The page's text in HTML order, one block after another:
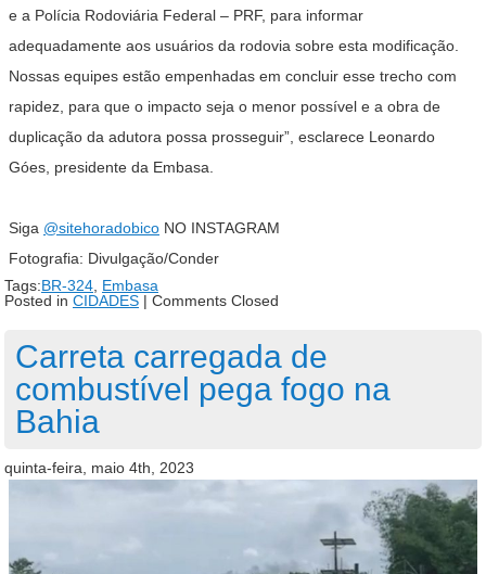
e a Polícia Rodoviária Federal – PRF, para informar
adequadamente aos usuários da rodovia sobre esta modificação.
Nossas equipes estão empenhadas em concluir esse trecho com
rapidez, para que o impacto seja o menor possível e a obra de
duplicação da adutora possa prosseguir”, esclarece Leonardo
Góes, presidente da Embasa.
Siga @sitehoradobico NO INSTAGRAM
Fotografia: Divulgação/Conder
Tags:BR-324 Embasa
Posted in CIDADES | Comments Closed
Carreta carregada de
combustível pega fogo na
Bahia
quinta-feira, maio 4th, 2023